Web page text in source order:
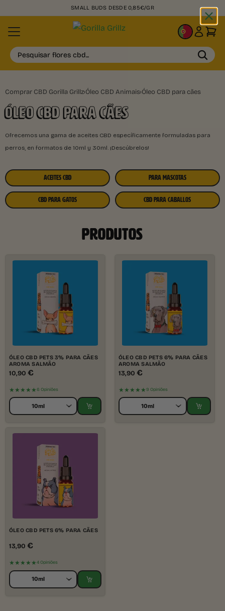
SMALL BUDS DESDE 0,85€/GR
PT
Pesquisar flores cbd...
Comprar CBD Gorilla Grillz›Óleo CBD Animais›Óleo CBD para cães
ÓLEO CBD PARA CÃES
Ofrecemos una gama de aceites CBD específicamente formuladas para
perros, en formatos de 10ml y 30ml. ¡Descúbrelos!
ACEITES CBD PARA MASCOTAS
CBD PARA GATOS CBD PARA CABALLOS
PRODUTOS
ÓLEO CBD PETS 3% PARA CÃES
AROMA SALMÃO
10,90 €
★★★★★6 Opiniões
ÓLEO CBD PETS 6% PARA CÃES
AROMA SALMÃO
13,90 €
★★★★★9 Opiniões
ÓLEO CBD PETS 6% PARA CÃES
13,90 €
★★★★★4 Opiniões